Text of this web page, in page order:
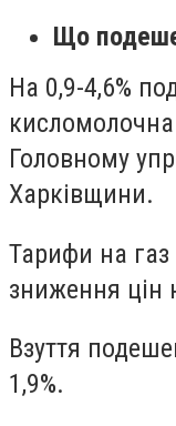
Що
На 0,9-4,6%
Головному
Харківщини.
Тарифи на газ
зниження цін
Взуття
1,9%.